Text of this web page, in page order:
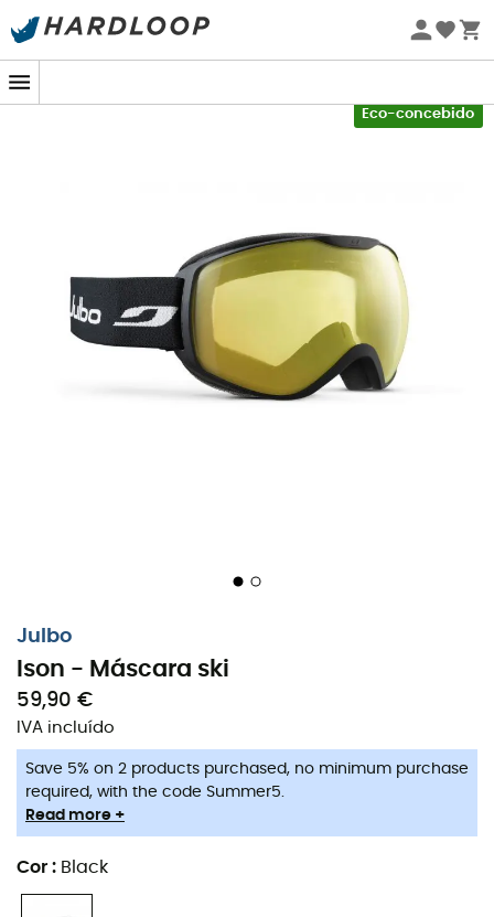
Promoções de verão 🔥 -5% EXTRA a partir de 2 produtos*
Eco-concebido
Julbo
Ison - Máscara ski
59,90 €
IVA incluído
Save 5% on 2 products purchased, no minimum purchase
required, with the code Summer5.
Read more +
Cor : Black